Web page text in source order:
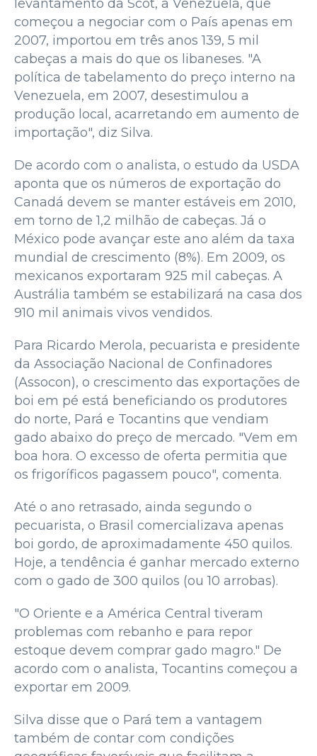
levantamento da Scot, a Venezuela, que
começou a negociar com o País apenas em
2007, importou em três anos 139, 5 mil
cabeças a mais do que os libaneses. "A
política de tabelamento do preço interno na
Venezuela, em 2007, desestimulou a
produção local, acarretando em aumento de
importação", diz Silva.
De acordo com o analista, o estudo da USDA
aponta que os números de exportação do
Canadá devem se manter estáveis em 2010,
em torno de 1,2 milhão de cabeças. Já o
México pode avançar este ano além da taxa
mundial de crescimento (8%). Em 2009, os
mexicanos exportaram 925 mil cabeças. A
Austrália também se estabilizará na casa dos
910 mil animais vivos vendidos.
Para Ricardo Merola, pecuarista e presidente
da Associação Nacional de Confinadores
(Assocon), o crescimento das exportações de
boi em pé está beneficiando os produtores
do norte, Pará e Tocantins que vendiam
gado abaixo do preço de mercado. "Vem em
boa hora. O excesso de oferta permitia que
os frigoríficos pagassem pouco", comenta.
Até o ano retrasado, ainda segundo o
pecuarista, o Brasil comercializava apenas
boi gordo, de aproximadamente 450 quilos.
Hoje, a tendência é ganhar mercado externo
com o gado de 300 quilos (ou 10 arrobas).
"O Oriente e a América Central tiveram
problemas com rebanho e para repor
estoque devem comprar gado magro." De
acordo com o analista, Tocantins começou a
exportar em 2009.
Silva disse que o Pará tem a vantagem
também de contar com condições